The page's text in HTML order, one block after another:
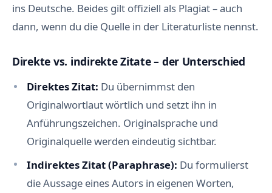
ins Deutsche. Beides gilt offiziell als Plagiat – auch
dann, wenn du die Quelle in der Literaturliste nennst.
Direkte vs. indirekte Zitate – der Unterschied
Direktes Zitat: Du übernimmst den
Originalwortlaut wörtlich und setzt ihn in
Anführungszeichen. Originalsprache und
Originalquelle werden eindeutig sichtbar.
Indirektes Zitat (Paraphrase): Du formulierst
die Aussage eines Autors in eigenen Worten,